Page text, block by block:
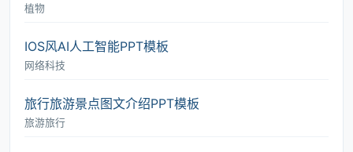
植物
IOS风AI人工智能PPT模板
网络科技
旅行旅游景点图文介绍PPT模板
旅游旅行